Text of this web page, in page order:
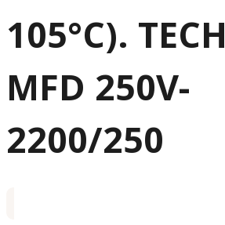
105°C).
MFD 250V-
2200/250